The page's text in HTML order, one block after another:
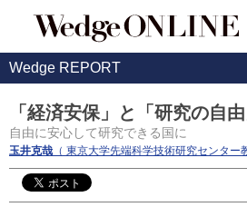
Wedge REPORT
「経済安保」と「研究の自
自由に安心して研究できる国に
玉井克哉 （ 東京大学先端科学技術研究センター